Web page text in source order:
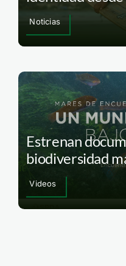
Noticias
Estrenan
biodiversidad
Videos